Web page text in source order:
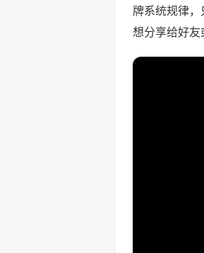
牌系统规律
想分享给好友